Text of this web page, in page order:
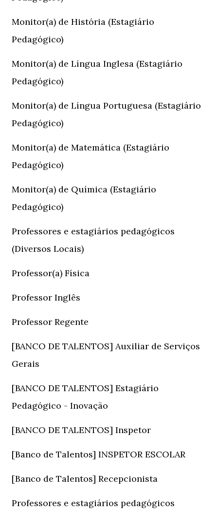
Monitor(a) de História (Estagiário
Pedagógico)
Monitor(a) de Língua Inglesa (Estagiário
Pedagógico)
Monitor(a) de Língua Portuguesa (Estagiário
Pedagógico)
Monitor(a) de Matemática (Estagiário
Pedagógico)
Monitor(a) de Química (Estagiário
Pedagógico)
Professores e estagiários pedagógicos
(Diversos Locais)
Professor(a) Física
Professor Inglês
Professor Regente
[BANCO DE TALENTOS] Auxiliar de Serviços
Gerais
[BANCO DE TALENTOS] Estagiário
Pedagógico - Inovação
[BANCO DE TALENTOS] Inspetor
[Banco de Talentos] INSPETOR ESCOLAR
[Banco de Talentos] Recepcionista
Professores e estagiários pedagógicos